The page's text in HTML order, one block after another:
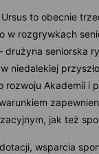
to obecnie
w rozgrywkach
drużyna seniorska
niedalekiej
rozwoju Akademii
jak też
wsparcia